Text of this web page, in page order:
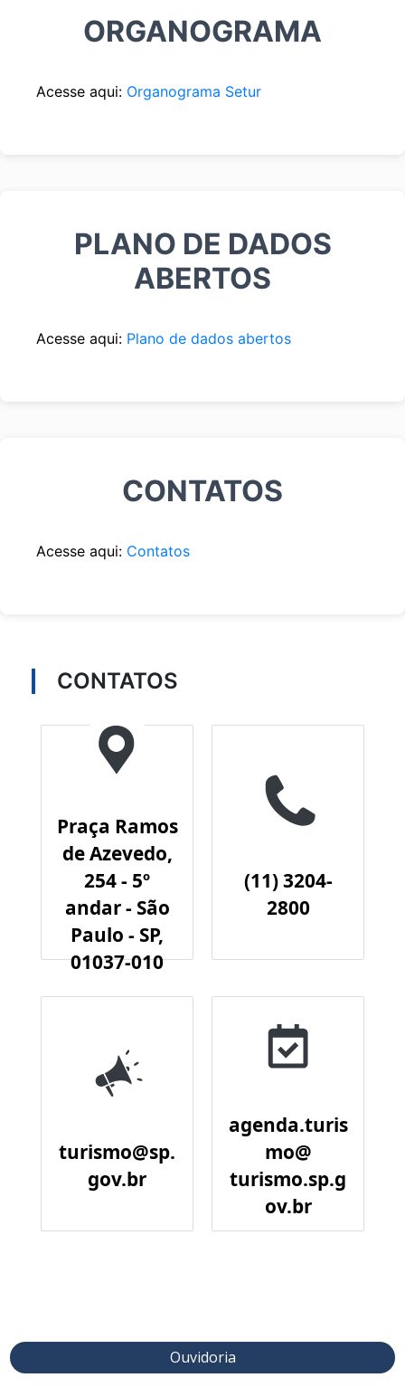
ORGANOGRAMA
Acesse aqui: Organograma Setur
PLANO DE DADOS
ABERTOS
Acesse aqui: Plano de dados abertos
CONTATOS
Acesse aqui: Contatos
CONTATOS
Praça Ramos
de Azevedo,
254 - 5º
andar - São
Paulo - SP,
01037-010
(11) 3204-
2800
turismo@sp.
gov.br
agenda.turis
mo@
turismo.sp.g
ov.br
Ouvidoria